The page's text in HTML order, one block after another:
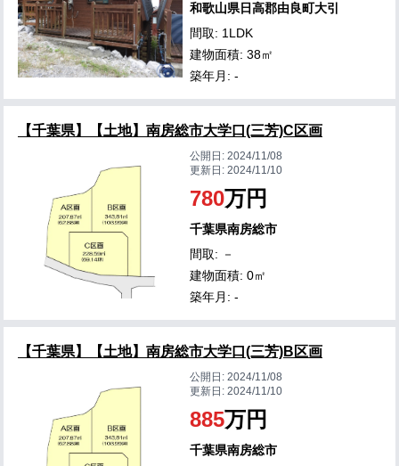
和歌山県日高郡由良町大引
間取: 1LDK
建物面積: 38㎡
築年月: -
【千葉県】【土地】南房総市大学口(三芳)C区画
公開日:2024/11/08
更新日:2024/11/10
780万円
千葉県南房総市
間取: －
建物面積: 0㎡
築年月: -
【千葉県】【土地】南房総市大学口(三芳)B区画
公開日:2024/11/08
更新日:2024/11/10
885万円
千葉県南房総市